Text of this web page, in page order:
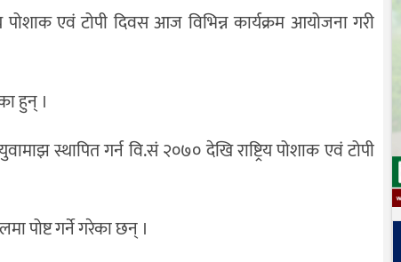
एवं टोपी दिवस आज विभिन्न कार्यक्रम आयोजना गरी
हुन् ।
स्थापित गर्न वि.सं २०७० देखि राष्ट्रिय पोशाक एवं टोपी
पोष्ट गर्ने गरेका छन् ।